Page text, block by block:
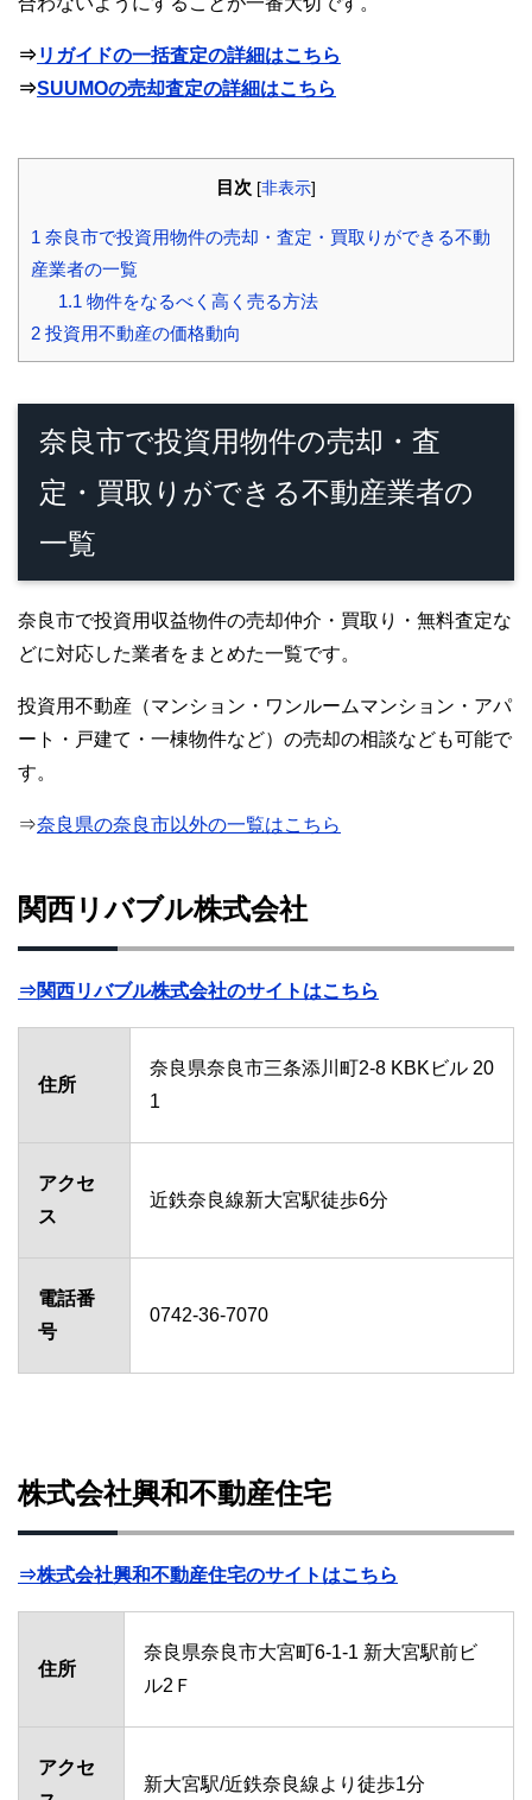
⇒リガイドの一括査定の詳細はこちら
⇒SUUMOの売却査定の詳細はこちら
目次 [非表示]
1 奈良市で投資用物件の売却・査定・買取りができる不動
産業者の一覧
1.1 物件をなるべく高く売る方法
2 投資用不動産の価格動向
奈良市で投資用物件の売却・査
定・買取りができる不動産業者の
一覧
奈良市で投資用収益物件の売却仲介・買取り・無料査定な
どに対応した業者をまとめた一覧です。
投資用不動産（マンション・ワンルームマンション・アパ
ート・戸建て・一棟物件など）の売却の相談なども可能で
す。
⇒奈良県の奈良市以外の一覧はこちら
関西リバブル株式会社
⇒関西リバブル株式会社のサイトはこちら
住所
奈良県奈良市三条添川町2-8 KBKビル 20
1
アクセ
ス
近鉄奈良線新大宮駅徒歩6分
電話番
号
0742-36-7070
株式会社興和不動産住宅
⇒株式会社興和不動産住宅のサイトはこちら
住所
奈良県奈良市大宮町6-1-1 新大宮駅前ビ
ル2Ｆ
アクセ
新大宮駅/近鉄奈良線より徒歩1分